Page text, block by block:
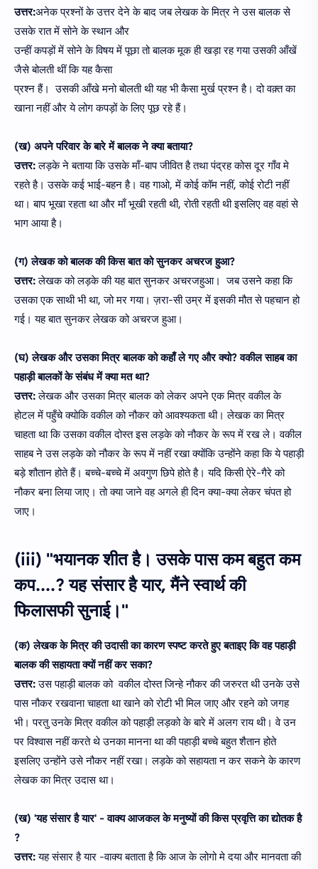
उत्तर:अनेक प्रश्नों के उत्तर देने के बाद जब लेखक के मित्र ने उस बालक से
उसके रात में सोने के स्थान और
उन्हीं कपड़ों में सोने के विषय में पूछा तो बालक मूक ही खड़ा रह गया उसकी आँखें
जैसे बोलती थीं कि यह कैसा
प्रश्न हैं। उसकी आँखे मनो बोलती थी यह भी कैसा मुर्ख प्रश्न है। दो वक़्त का
खाना नहीं और ये लोग कपड़ों के लिए पूछ रहे हैं।
(ख) अपने परिवार के बारे में बालक ने क्या बताया?
उत्तर:लड़के ने बताया कि उसके माँ-बाप जीवित है तथा पंद्रह कोस दूर गाँव मे
रहते है। उसके कई भाई-बहन है। वह गाओ, में कोई कॉम नहीं, कोई रोटी नहीं
था। बाप भूखा रहता था और माँ भूखी रहती थी, रोती रहती थी इसलिए वह वहां से
भाग आया है।
(ग) लेखक को बालक की किस बात को सुनकर अचरज हुआ?
उत्तर:लेखक को लड़के की यह बात सुनकर अचरजहुआ। जब उसने कहा कि
उसका एक साथी भी था, जो मर गया। ज़रा-सी उम्र में इसकी मौत से पहचान हो
गई। यह बात सुनकर लेखक को अचरज हुआ।
(घ) लेखक और उसका मित्र बालक को कहाँ ले गए और क्यो? वकील साहब का
पहाड़ी बालकों के संबंध में क्या मत था?
उत्तर:लेखक और उसका मित्र बालक को लेकर अपने एक मित्र वकील के
होटल में पहुँचे क्योकि वकील को नौकर को आवश्यकता थी। लेखक का मित्र
चाहता था कि उसका वकील दोस्त इस लड़के को नौकर के रूप में रख ले। वकील
साहब ने उस लड़के को नौकर के रूप में नहीं रखा क्योंकि उन्होंने कहा कि ये पहाड़ी
बड़े शौतान होते हैं। बच्चे-बच्चे में अवगुण छिपे होते है। यदि किसी ऐरे-गैरे को
नौकर बना लिया जाए। तो क्या जाने वह अगले ही दिन क्या-क्या लेकर चंपत हो
जाए।
(iii) "भयानक शीत है। उसके पास कम बहुत कम
कप....? यह संसार है यार, मैंने स्वार्थ की
फिलासफी सुनाई।"
(क) लेखक के मित्र की उदासी का कारण स्पष्ट करते हुए बताइए कि वह पहाड़ी
बालक की सहायता क्यों नहीं कर सका?
उत्तर:उस पहाड़ी बालक को वकील दोस्त जिन्हे नौकर की जरुरत थी उनके उसे
पास नौकर रखवाना चाहता था खाने को रोटी भी मिल जाए और रहने को जगह
भी। परतु उनके मित्र वकील को पहाड़ी लड़को के बारे में अलग राय थी। वे उन
पर विश्वास नहीं करते थे उनका मानना था की पहाड़ी बच्चे बहुत शैतान होते
इसलिए उन्होंने उसे नौकर नहीं रखा। लड़के को सहायता न कर सकने के कारण
लेखक का मित्र उदास था।
(ख) 'यह संसार है यार' - वाक्य आजकल के मनुष्यों की किस प्रवृत्ति का द्योतक है
?
उत्तर:यह संसार है यार -वाक्य बताता है कि आज के लोगो मे दया और मानवता की